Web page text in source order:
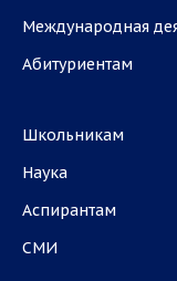
Международная
Абитуриентам
Школьникам
Наука
Аспирантам
СМИ